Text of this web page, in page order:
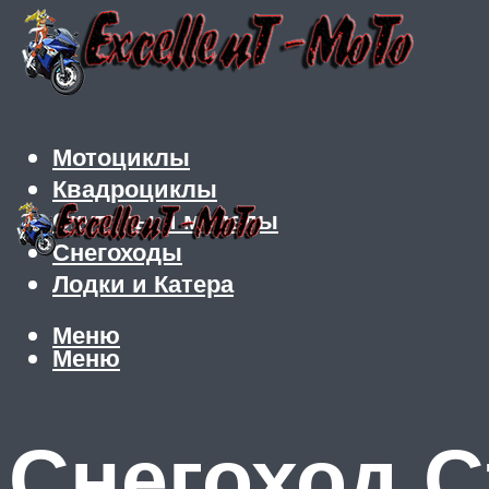
Мотоциклы
Квадроциклы
Скутеры и мопеды
Снегоходы
Лодки и Катера
Меню
Меню